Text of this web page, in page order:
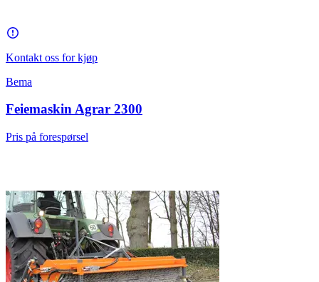
Kontakt oss for kjøp
Bema
Feiemaskin Agrar 2300
Pris på forespørsel